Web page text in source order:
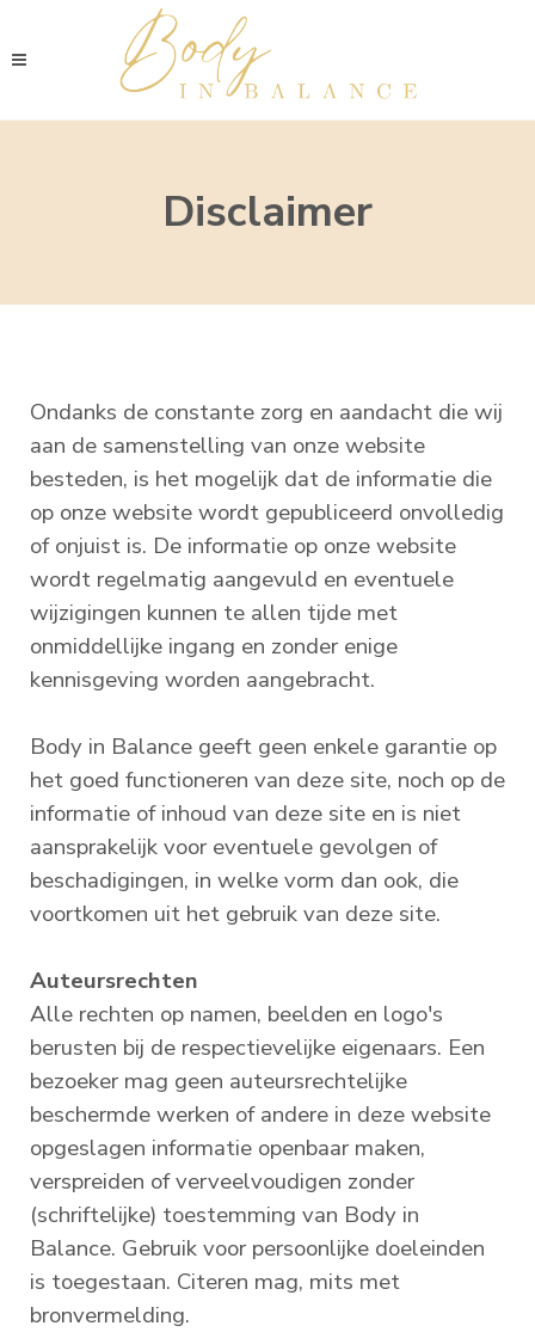
Disclaimer
Ondanks de constante zorg en aandacht die wij
aan de samenstelling van onze website
besteden, is het mogelijk dat de informatie die
op onze website wordt gepubliceerd onvolledig
of onjuist is. De informatie op onze website
wordt regelmatig aangevuld en eventuele
wijzigingen kunnen te allen tijde met
onmiddellijke ingang en zonder enige
kennisgeving worden aangebracht.
Body in Balance geeft geen enkele garantie op
het goed functioneren van deze site, noch op de
informatie of inhoud van deze site en is niet
aansprakelijk voor eventuele gevolgen of
beschadigingen, in welke vorm dan ook, die
voortkomen uit het gebruik van deze site.
Auteursrechten
Alle rechten op namen, beelden en logo's
berusten bij de respectievelijke eigenaars. Een
bezoeker mag geen auteursrechtelijke
beschermde werken of andere in deze website
opgeslagen informatie openbaar maken,
verspreiden of verveelvoudigen zonder
(schriftelijke) toestemming van Body in
Balance. Gebruik voor persoonlijke doeleinden
is toegestaan. Citeren mag, mits met
bronvermelding.